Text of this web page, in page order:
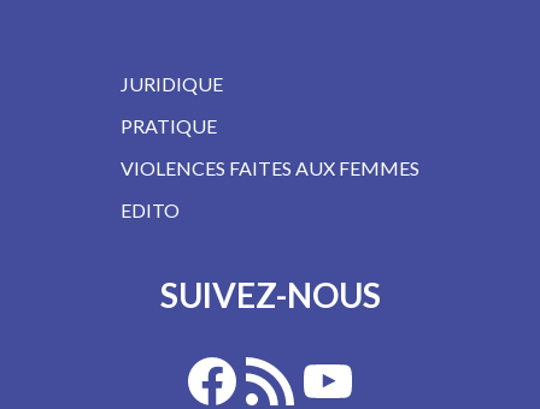
JURIDIQUE
PRATIQUE
VIOLENCES FAITES AUX FEMMES
EDITO
SUIVEZ-NOUS